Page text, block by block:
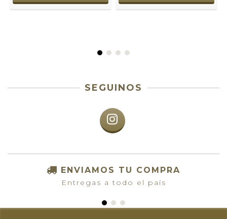
SEGUINOS
ENVIAMOS TU COMPRA
Entregas a todo el país